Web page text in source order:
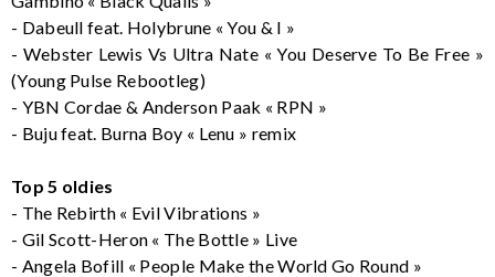
- Dabeull feat. Holybrune « You & I »
- Webster Lewis Vs Ultra Nate « You Deserve To Be Free »
(Young Pulse Rebootleg)
- YBN Cordae & Anderson Paak « RPN »
- Buju feat. Burna Boy « Lenu » remix
Top 5 oldies
- The Rebirth « Evil Vibrations »
- Gil Scott-Heron « The Bottle » Live
- Angela Bofill « People Make the World Go Round »